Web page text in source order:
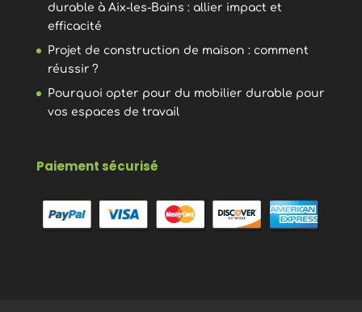
durable à Aix-les-Bains : allier impact et
efficacité
Projet de construction de maison : comment
réussir ?
Pourquoi opter pour du mobilier durable pour
vos espaces de travail
Paiement sécurisé